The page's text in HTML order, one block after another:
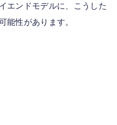
エンドモデルに、こうした
能性があります。